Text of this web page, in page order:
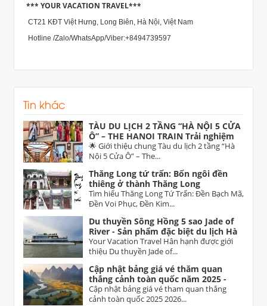
*** YOUR VACATION TRAVEL***
CT21 KĐT Việt Hưng, Long Biên, Hà Nội, Việt Nam
Hotline /Zalo/WhatsApp/Viber:+8494739597
Tin khác
TÀU DU LỊCH 2 TẦNG “HÀ NỘI 5 CỬA
Ô” – THE HANOI TRAIN Trải nghiệm
di sản độc đáo dịp 30/4 trên tuyến Hà
Nội – Từ Sơn (Bắc Ninh)
🌟 Giới thiệu chung Tàu du lịch 2 tầng “Hà
Nội 5 Cửa Ô” – The...
Thăng Long tứ trấn: Bốn ngôi đền
thiêng ở thành Thăng Long
Tìm hiểu Thăng Long Tứ Trấn: Đền Bạch Mã,
Đền Voi Phục, Đền Kim...
Du thuyền Sông Hồng 5 sao Jade of
River - Sản phẩm đặc biệt du lịch Hà
Nội
Your Vacation Travel Hân hạnh được giới
thiệu Du thuyền Jade of...
Cập nhật bảng giá vé thăm quan
thắng cảnh toàn quốc năm 2025 -
2026 Vietnam tourist attractions
ticket prices
Cập nhật bảng giá vé tham quan thắng
cảnh toàn quốc 2025 2026...